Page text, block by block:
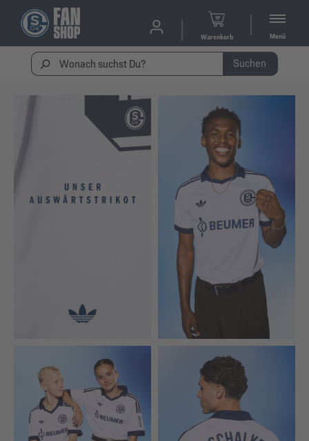
Warenkorb Menü
Suchen